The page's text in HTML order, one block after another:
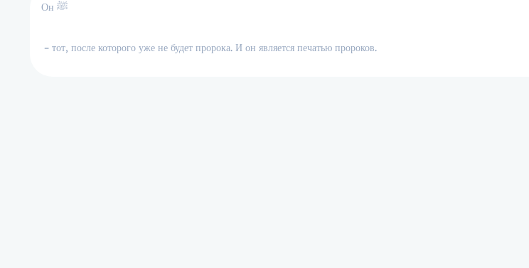
Он ﷺ
– тот, после которого уже не будет пророка. И он является печатью пророков.